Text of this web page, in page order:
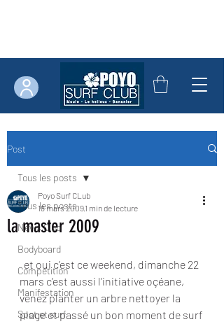
Post
Tous les posts
News Club
Bodyboard
Compétition
Manifestation
Spot et surf
Tous les posts
la master 2009
Poyo Surf CLub
18 mars 20091 min de lecture
  et oui c’est ce weekend, dimanche 22
mars c’est aussi l’initiative oçéane,
venez planter un arbre nettoyer la
plage et passé un bon moment de surf